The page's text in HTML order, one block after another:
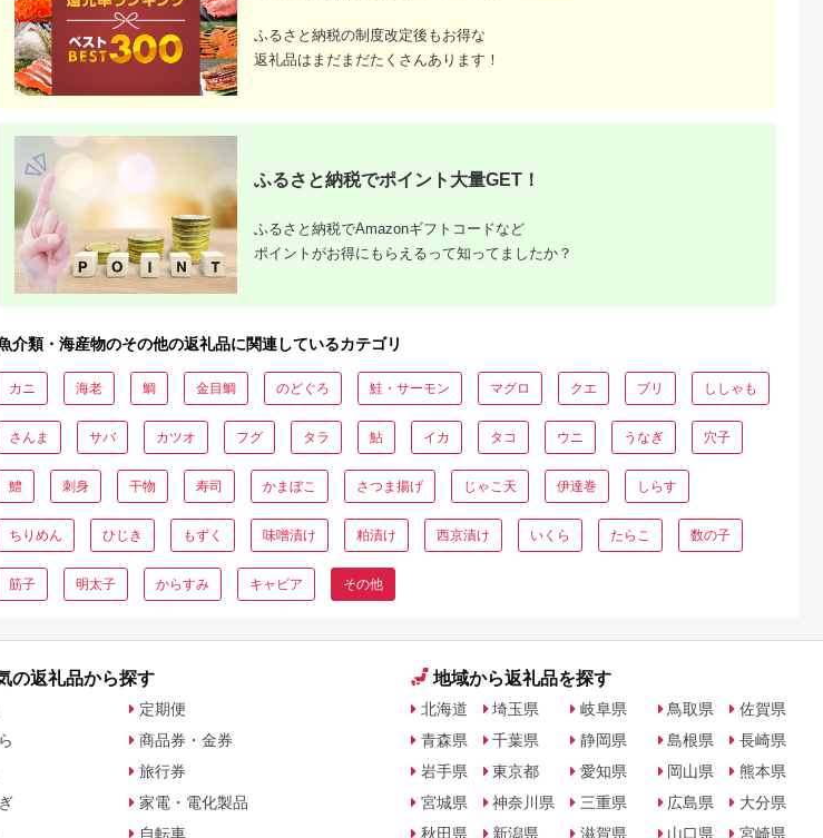
ふるさと納税の制度改定後もお得な
返礼品はまだまだたくさんあります！
ふるさと納税でポイント大量GET！
ふるさと納税でAmazonギフトコードなど
ポイントがお得にもらえるって知ってましたか？
介類・海産物のその他の返礼品に関連しているカテゴリ
カニ 海老 鯛 金目鯛 のどぐろ 鮭・サーモン マグロ クエ ブリ ししゃも
さんま サバ カツオ フグ タラ 鮎 イカ タコ ウニ うなぎ 穴子
鱧 刺身 干物 寿司 かまぼこ さつま揚げ じゃこ天 伊達巻 しらす
ちりめん ひじき もずく 味噌漬け 粕漬け 西京漬け いくら たらこ 数の子
筋子 明太子 からすみ キャビア その他
の返礼品から探す
定期便
商品券・金券
旅行券
家電・電化製品
自転車
地域から返礼品を探す
北海道
青森県
岩手県
宮城県
秋田県
埼玉県
千葉県
東京都
神奈川県
新潟県
岐阜県
静岡県
愛知県
三重県
滋賀県
鳥取県
島根県
岡山県
広島県
山口県
佐賀県
長崎県
熊本県
大分県
宮崎県